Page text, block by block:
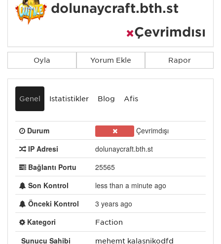
dolunaycraft.bth.st
Çevrimdışı
Oyla Yorum Ekle Rapor
Genel İstatistikler Blog Afiş
Durum
Çevrimdışı
IP Adresi
dolunaycraft.bth.st
Bağlantı Portu
25565
Son Kontrol
less than a minute ago
Önceki Kontrol
3 years ago
Kategori
Faction
Sunucu Sahibi mehemt kalaşnikodfd